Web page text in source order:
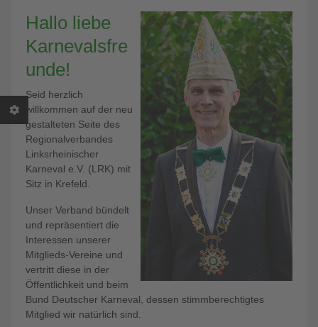
Hallo liebe
Karnevalsfre
unde!
Seid herzlich
willkommen auf der neu
gestalteten Seite des
Regionalverbandes
Linksrheinischer
Karneval e.V. (LRK) mit
Sitz in Krefeld.
Unser Verband bündelt
und repräsentiert die
Interessen unserer
Mitglieds-Vereine und
vertritt diese in der
Öffentlichkeit und beim
Bund Deutscher Karneval, dessen stimmberechtigtes
Mitglied wir natürlich sind.